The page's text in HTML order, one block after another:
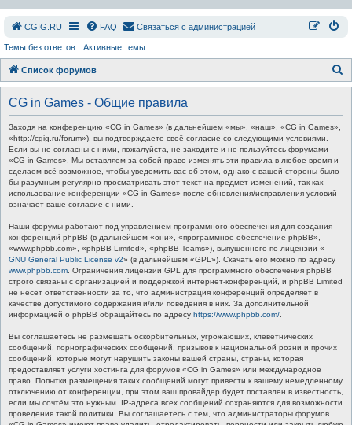
СGIG.RU FAQ Связаться с администрацией
Темы без ответов Активные темы
Список форумов
о
CG in Games - Общие правила
Заходя на конференцию «CG in Games» (в дальнейшем «мы», «наш», «CG in Games»,
«http://cgig.ru/forum»), вы подтверждаете своё согласие со следующими условиями.
Если вы не согласны с ними, пожалуйста, не заходите и не пользуйтесь форумами
«CG in Games». Мы оставляем за собой право изменять эти правила в любое время и
сделаем всё возможное, чтобы уведомить вас об этом, однако с вашей стороны было
бы разумным регулярно просматривать этот текст на предмет изменений, так как
использование конференции «CG in Games» после обновления/исправления условий
означает ваше согласие с ними.
Наши форумы работают под управлением программного обеспечения для создания
конференций phpBB (в дальнейшем «они», «программное обеспечение phpBB»,
«www.phpbb.com», «phpBB Limited», «phpBB Teams»), выпущенного по лицензии «
GNU General Public License v2» (в дальнейшем «GPL»). Скачать его можно по адресу
www.phpbb.com . Ограничения лицензии GPL для программного обеспечения phpBB
строго связаны с организацией и поддержкой интернет-конференций, и phpBB Limited
не несёт ответственности за то, что администрация конференций определяет в
качестве допустимого содержания и/или поведения в них. За дополнительной
информацией о phpBB обращайтесь по адресу https://www.phpbb.com/
Вы соглашаетесь не размещать оскорбительных, угрожающих, клеветнических
сообщений, порнографических сообщений, призывов к национальной розни и прочих
сообщений, которые могут нарушить законы вашей страны, страны, которая
предоставляет услуги хостинга для форумов «CG in Games» или международное
право. Попытки размещения таких сообщений могут привести к вашему немедленному
отключению от конференции, при этом ваш провайдер будет поставлен в известность,
если мы сочтём это нужным. IP-адреса всех сообщений сохраняются для возможности
проведения такой политики. Вы соглашаетесь с тем, что администраторы форумов